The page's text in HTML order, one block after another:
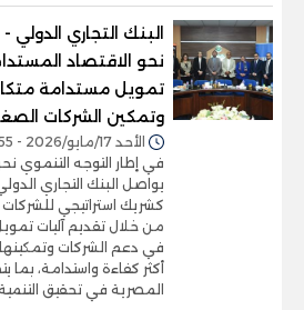
نحو الاقتصاد
تمويل مستدامة
وتمكين الشركات
الأحد 17/مايو/2026 - 03:55 م
في إطار التوجه التنموي
كشريك استراتيجي
من خلال تقديم آليات
في دعم الشركات
أكثر كفاءة واستدامة، بما
المصرية في تحقيق